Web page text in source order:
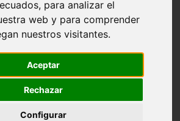
para analizar el
web y para comprender
nuestros visitantes.
Aceptar
Rechazar
Configurar